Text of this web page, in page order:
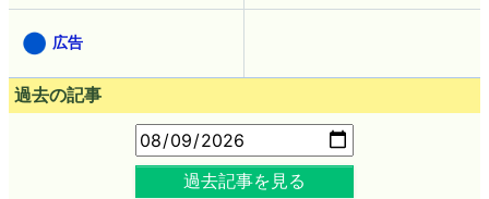
広告
過去の記事
過去記事を見る